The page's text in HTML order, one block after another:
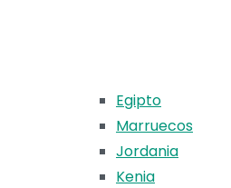
Egipto
Marruecos
Jordania
Kenia